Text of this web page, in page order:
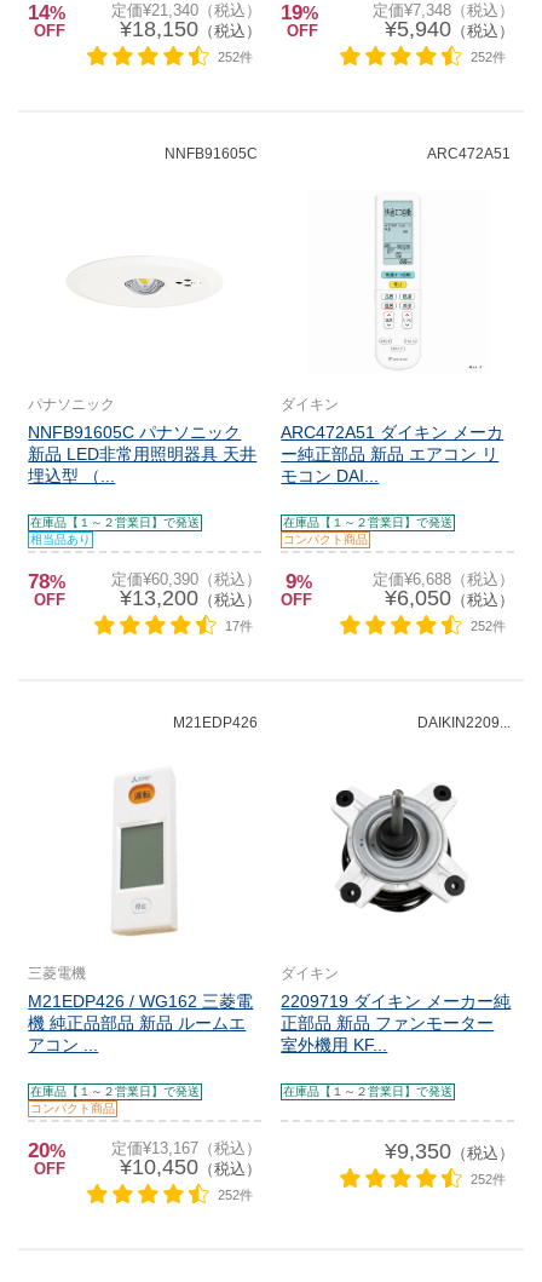
14%
OFF
定価¥21,340（税込）
¥18,150（税込）
252件
19%
OFF
定価¥7,348（税込）
¥5,940（税込）
252件
NNFB91605C
パナソニック
NNFB91605C パナソニック
新品 LED非常用照明器具 天井
埋込型 （...
在庫品【１～２営業日】で発送
相当品あり
78%
OFF
定価¥60,390（税込）
¥13,200（税込）
17件
ARC472A51
ダイキン
ARC472A51 ダイキン メーカ
ー純正部品 新品 エアコン リ
モコン DAI...
在庫品【１～２営業日】で発送
コンパクト商品
9%
OFF
定価¥6,688（税込）
¥6,050（税込）
252件
M21EDP426
三菱電機
M21EDP426 / WG162 三菱電
機 純正品部品 新品 ルームエ
アコン ...
在庫品【１～２営業日】で発送
コンパクト商品
20%
OFF
定価¥13,167（税込）
¥10,450（税込）
252件
DAIKIN2209...
ダイキン
2209719 ダイキン メーカー純
正部品 新品 ファンモーター
室外機用 KF...
在庫品【１～２営業日】で発送
¥9,350（税込）
252件